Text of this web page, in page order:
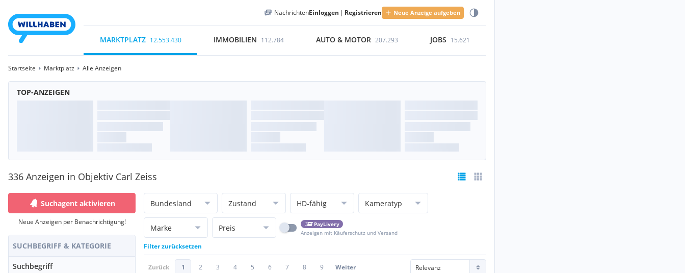
NachrichtenEinloggen | Registrieren Neue Anzeige aufgeben
MARKTPLATZ 12.553.430 IMMOBILIEN 112.784 AUTO & MOTOR 207.293 JOBS 15.621
Startseite Marktplatz Alle Anzeigen
TOP-ANZEIGEN
336 Anzeigen in Objektiv Carl Zeiss
Suchagent aktivieren
Neue Anzeigen per Benachrichtigung!
SUCHBEGRIFF & KATEGORIE
Suchbegriff
Bundesland Zustand HD-fähig Kameratyp
Marke Preis
PayLivery
Anzeigen mit Käuferschutz und Versand
Filter zurücksetzen
Zurück 1 2 3 4 5 6 7 8 9 Weiter